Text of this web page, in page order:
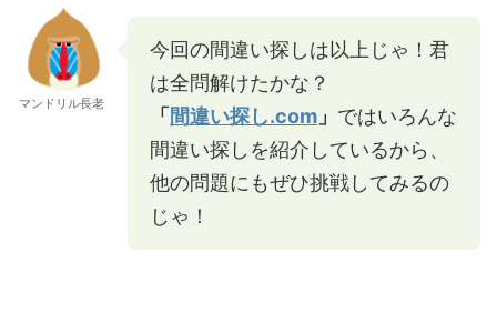
マンドリル長老
今回の間違い探しは以上じゃ！君
は全問解けたかな？
「 間違い探し.com 」 ではいろんな
間違い探しを紹介しているから、
他の問題にもぜひ挑戦してみるの
じゃ！